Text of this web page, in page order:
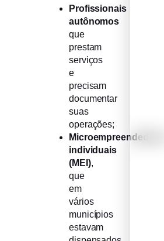
Profissionais
autônomos
que
prestam
serviços
e
precisam
documentar
suas
operações;
Microempreendedores
individuais
(MEI),
que
em
vários
municípios
estavam